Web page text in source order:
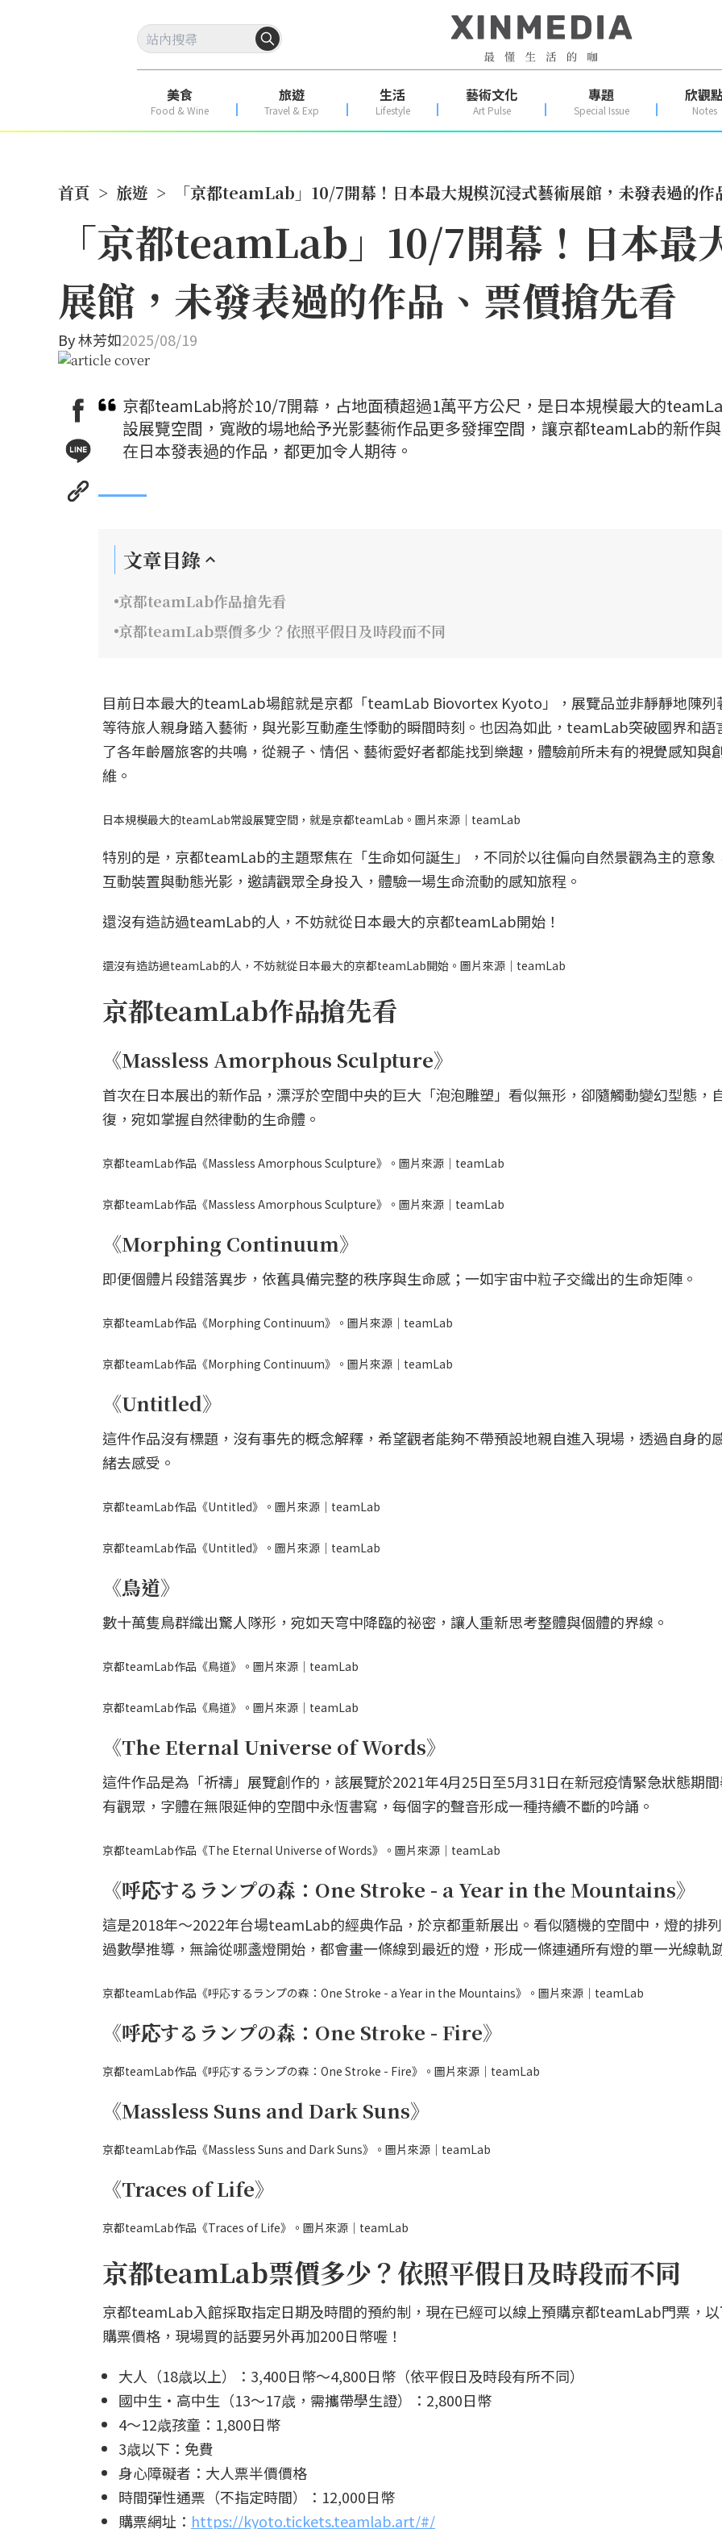
美食
Food & Wine
旅遊
Travel & Exp
生活
Lifestyle
藝術文化
Art Pulse
專題
Special Issue
欣觀點
Notes
首頁 > 旅遊 > 「京都teamLab」10/7開幕！日本最大規模沉浸式藝術展館，未發表過的作
「京都teamLab」10/7開幕！日本最
展館，未發表過的作品、票價搶先看
By林芳如2025/08/19
京都teamLab將於10/7開幕，占地面積超過1萬平方公尺，是日本規模最大的
設展覽空間，寬敞的場地給予光影藝術作品更多發揮空間，讓京都teamLab的新作
在日本發表過的作品，都更加令人期待。
文章目錄
京都teamLab作品搶先看
京都teamLab票價多少？依照平假日及時段而不同
目前日本最大的teamLab場館就是京都「teamLab Biovortex Kyoto」，展覽品並非靜靜地陳列
等待旅人親身踏入藝術，與光影互動產生悸動的瞬間時刻。也因為如此，teamLab突破國界和語
了各年齡層旅客的共鳴，從親子、情侶、藝術愛好者都能找到樂趣，體驗前所未有的視覺感知與
維。
日本規模最大的teamLab常設展覽空間，就是京都teamLab。圖片來源｜teamLab
特別的是，京都teamLab的主題聚焦在「生命如何誕生」，不同於以往偏向自然景觀為主的意象
互動裝置與動態光影，邀請觀眾全身投入，體驗一場生命流動的感知旅程。
還沒有造訪過teamLab的人，不妨就從日本最大的京都teamLab開始！
還沒有造訪過teamLab的人，不妨就從日本最大的京都teamLab開始。圖片來源｜teamLab
京都teamLab作品搶先看
《Massless Amorphous Sculpture》
首次在日本展出的新作品，漂浮於空間中央的巨大「泡泡雕塑」看似無形，卻隨觸動變幻型態，
復，宛如掌握自然律動的生命體。
京都teamLab作品《Massless Amorphous Sculpture》。圖片來源｜teamLab
京都teamLab作品《Massless Amorphous Sculpture》。圖片來源｜teamLab
《Morphing Continuum》
即便個體片段錯落異步，依舊具備完整的秩序與生命感；一如宇宙中粒子交織出的生命矩陣。
京都teamLab作品《Morphing Continuum》。圖片來源｜teamLab
京都teamLab作品《Morphing Continuum》。圖片來源｜teamLab
《Untitled》
這件作品沒有標題，沒有事先的概念解釋，希望觀者能夠不帶預設地親自進入現場，透過自身的
緒去感受。
京都teamLab作品《Untitled》。圖片來源｜teamLab
京都teamLab作品《Untitled》。圖片來源｜teamLab
《鳥道》
數十萬隻鳥群織出驚人隊形，宛如天穹中降臨的祕密，讓人重新思考整體與個體的界線。
京都teamLab作品《鳥道》。圖片來源｜teamLab
京都teamLab作品《鳥道》。圖片來源｜teamLab
《The Eternal Universe of Words》
這件作品是為「祈禱」展覽創作的，該展覽於2021年4月25日至5月31日在新冠疫情緊急狀態期
有觀眾，字體在無限延伸的空間中永恆書寫，每個字的聲音形成一種持續不斷的吟誦。
京都teamLab作品《The Eternal Universe of Words》。圖片來源｜teamLab
《呼応するランプの森：One Stroke - a Year in the Mountains》
這是2018年～2022年台場teamLab的經典作品，於京都重新展出。看似隨機的空間中，燈的排
過數學推導，無論從哪盞燈開始，都會畫一條線到最近的燈，形成一條連通所有燈的單一光線軌
京都teamLab作品《呼応するランプの森：One Stroke - a Year in the Mountains》。圖片來源｜teamLab
《呼応するランプの森：One Stroke - Fire》
京都teamLab作品《呼応するランプの森：One Stroke - Fire》。圖片來源｜teamLab
《Massless Suns and Dark Suns》
京都teamLab作品《Massless Suns and Dark Suns》。圖片來源｜teamLab
《Traces of Life》
京都teamLab作品《Traces of Life》。圖片來源｜teamLab
京都teamLab票價多少？依照平假日及時段而不同
京都teamLab入館採取指定日期及時間的預約制，現在已經可以線上預購京都teamLab門票，
購票價格，現場買的話要另外再加200日幣喔！
大人（18歳以上）：3,400日幣〜4,800日幣（依平假日及時段有所不同）
國中生・高中生（13～17歳，需攜帶學生證）：2,800日幣
4～12歳孩童：1,800日幣
3歳以下：免費
身心障礙者：大人票半價價格
時間彈性通票（不指定時間）：12,000日幣
購票網址： https://kyoto.tickets.teamlab.art/#/